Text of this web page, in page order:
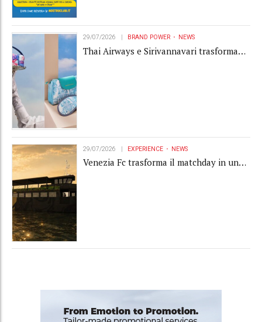
29/07/2026 BRAND POWER NEWS
Thai Airways e Sirivannavari trasformano
29/07/2026 EXPERIENCE NEWS
Venezia Fc trasforma il matchday in una